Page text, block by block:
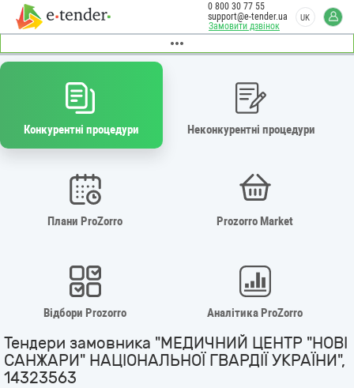
Замовити дзвінок
0 800 30 77 55
support@e-tender.ua
UK
Конкурентні процедури Неконкурентні процедури
Плани ProZorro Prozorro Market
Відбори Prozorro Аналітика ProZorro
Тендери замовника "МЕДИЧНИЙ ЦЕНТР "НОВІ
САНЖАРИ" НАЦІОНАЛЬНОЇ ГВАРДІЇ УКРАЇНИ",
14323563